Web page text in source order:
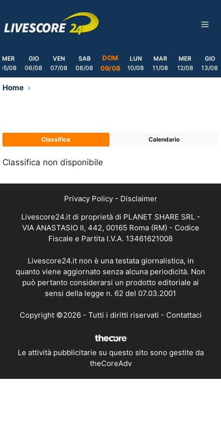
content
MER
05/08
GIO
06/08
VEN
07/08
SAB
08/08
DOM
09/08
LUN
10/08
MAR
11/08
MER
12/08
GIO
13/08
Home
Classifica Calendario
Classifica non disponibile
Privacy Policy- Disclaimer
Livescore24.it di proprietà di PLANET SHARE SRL -
VIA ANASTASIO II, 442, 00165 Roma (RM) - Codice
Fiscale e Partita I.V.A. 13461621008
Livescore24.it non è una testata giornalistica, in
quanto viene aggiornato senza alcuna periodicità. Non
può pertanto considerarsi un prodotto editoriale ai
sensi della legge n. 62 del 07.03.2001
Copyright ©2026 - Tutti i diritti riservati - Contattaci
Le attività pubblicitarie su questo sito sono gestite da
theCoreAdv